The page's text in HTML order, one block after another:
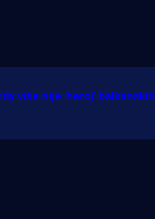
više nije 'heroj' balkanskih